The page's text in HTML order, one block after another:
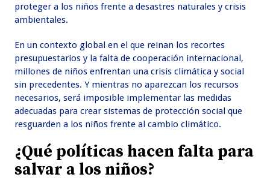
proteger a los niños frente a desastres naturales y crisis
ambientales.
En un contexto global en el que reinan los recortes
presupuestarios y la falta de cooperación internacional,
millones de niños enfrentan una crisis climática y social
sin precedentes. Y mientras no aparezcan los recursos
necesarios, será imposible implementar las medidas
adecuadas para crear sistemas de protección social que
resguarden a los niños frente al cambio climático.
¿Qué políticas hacen falta para
salvar a los niños?